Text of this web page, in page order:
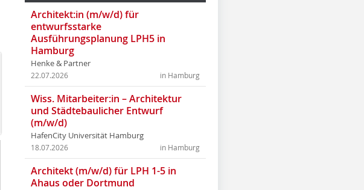
Architekt:in (m/w/d) für
entwurfsstarke
Ausführungsplanung LPH5 in
Hamburg
Henke & Partner
in Hamburg
22.07.2026
Wiss. Mitarbeiter:in – Architektur
und Städtebaulicher Entwurf
(m/w/d)
HafenCity Universität Hamburg
in Hamburg
18.07.2026
Architekt (m/w/d) für LPH 1-5 in
Ahaus oder Dortmund